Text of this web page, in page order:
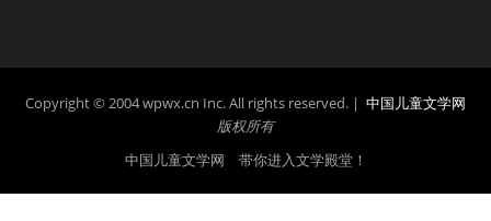
Copyright © 2004 wpwx.cn Inc. All rights reserved. | 中国儿童文学网
版权所有
中国儿童文学网 带你进入文学殿堂！